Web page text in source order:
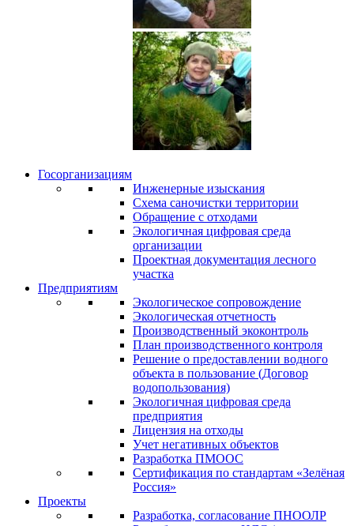
Госорганизациям
Инженерные изыскания
Схема саночистки территории
Обращение с отходами
Экологичная цифровая среда
организации
Проектная документация лесного
участка
Предприятиям
Экологическое сопровождение
Экологическая отчетность
Производственный экоконтроль
План производственного контроля
Решение о предоставлении водного
объекта в пользование (Договор
водопользования)
Экологичная цифровая среда
предприятия
Лицензия на отходы
Учет негативных объектов
Разработка ПМООС
Сертификация по стандартам «Зелёная
Россия»
Проекты
Разработка, согласование ПНООЛР